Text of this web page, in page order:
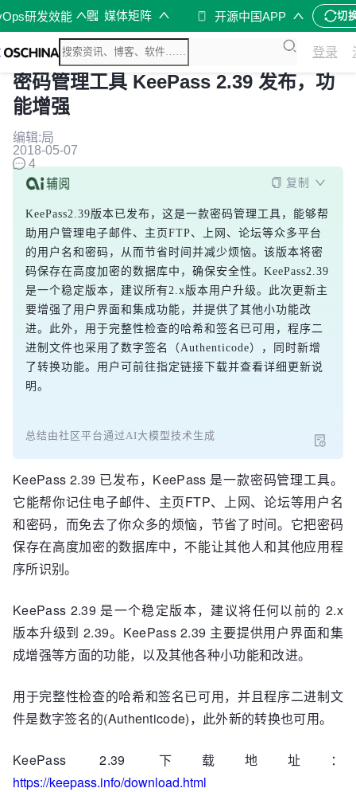
研发效能 媒体矩阵 开源中国APP 切
登录
密码管理工具 KeePass 2.39 发布，功
能增强
编辑:局
2018-05-07
4
复制
KeePass2.39版本已发布，这是一款密码管理工具，能够帮
助用户管理电子邮件、主页FTP、上网、论坛等众多平台
的用户名和密码，从而节省时间并减少烦恼。该版本将密
码保存在高度加密的数据库中，确保安全性。KeePass2.39
是一个稳定版本，建议所有2.x版本用户升级。此次更新主
要增强了用户界面和集成功能，并提供了其他小功能改
进。此外，用于完整性检查的哈希和签名已可用，程序二
进制文件也采用了数字签名（Authenticode），同时新增
了转换功能。用户可前往指定链接下载并查看详细更新说
明。
总结由社区平台通过AI大模型技术生成
KeePass 2.39 已发布，KeePass 是一款密码管理工具。
它能帮你记住电子邮件、主页FTP、上网、论坛等用户名
和密码，而免去了你众多的烦恼，节省了时间。它把密码
保存在高度加密的数据库中，不能让其他人和其他应用程
序所识别。
KeePass 2.39 是一个稳定版本，建议将任何以前的 2.x
版本升级到 2.39。KeePass 2.39 主要提供用户界面和集
成增强等方面的功能，以及其他各种小功能和改进。
用于完整性检查的哈希和签名已可用，并且程序二进制文
件是数字签名的(Authenticode)，此外新的转换也可用。
KeePass 2.39 下载地址：
https://keepass.info/download.html